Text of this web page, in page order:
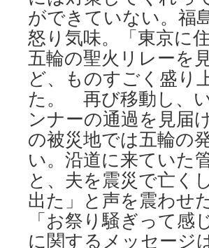
ができていない。福
怒り気味。「東京に
五輪の聖火リレーを
ど、ものすごく盛り
た。 再び移動し、
ンナーの通過を見届
の被災地では五輪の
い。沿道に来ていた
と、夫を震災で亡
出た」と声を震わせ
「お祭り騒ぎって
に関するメッセージ